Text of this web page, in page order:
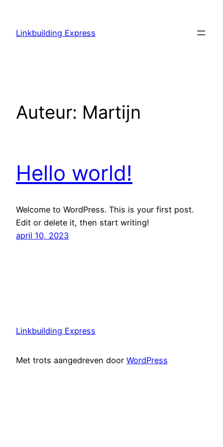
Linkbuilding Express
Auteur: Martijn
Hello world!
Welcome to WordPress. This is your first post.
Edit or delete it, then start writing!
april 10, 2023
Linkbuilding Express
Met trots aangedreven door WordPress